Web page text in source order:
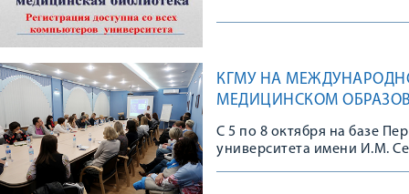
КГМУ НА
МЕДИЦИНСКОМ
С 5 по 8 октября на базе
университета имени И.М.